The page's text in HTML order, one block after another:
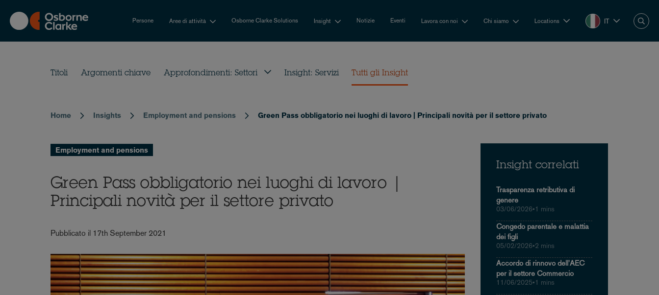
main
content
Persone Aree di attività Osborne Clarke Solutions Insight Notizie Eventi Lavora con noi Chi siamo Locations IT
Titoli Argomenti chiave Approfondimenti: Settori Insight: Servizi Tutti gli Insight
Breadcrumb
Home Insights Employment and pensions Green Pass obbligatorio nei luoghi di lavoro | Principali novità per il settore privato
Employment and pensions
Green Pass obbligatorio nei luoghi di lavoro |
Principali novità per il settore privato
Pubblicato il 17th September 2021
Insight correlati
Trasparenza retributiva di
genere
03/06/2026•1 mins
Congedo parentale e malattia
dei figli
05/02/2026•2 mins
Accordo di rinnovo dell'AEC
per il settore Commercio
11/06/2025•1 mins